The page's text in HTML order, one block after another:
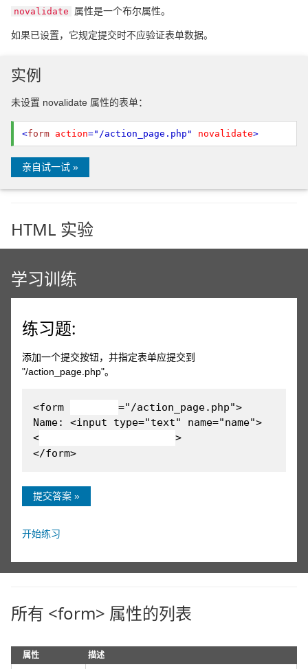
novalidate 属性是一个布尔属性。
如果已设置，它规定提交时不应验证表单数据。
实例
未设置 novalidate 属性的表单：
<form action="/action_page.php" novalidate>
亲自试一试 »
HTML 实验
学习训练
练习题:
添加一个提交按钮，并指定表单应提交到
"/action_page.php"。
<form
="/action_page.php">
Name: <input type="text" name="name">
<
>
</form>
提交答案 »
开始练习
所有 <form> 属性的列表
属性 描述